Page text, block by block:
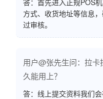
答：首先进入正规POS
方式、收货地址等信息
过审核。
用户@张先生问：拉
久能用上？
答：线上提交资料我们